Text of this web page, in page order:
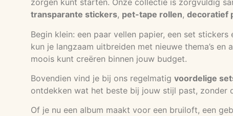
zorgen kunt starten. Onze collectie is zorgvuldig
transparante stickers, pet-tape rollen, decoratief
Begin klein: een paar vellen papier, een set
kun je langzaam uitbreiden met nieuwe thema’s
moois kunt creëren binnen jouw budget.
Bovendien vind je bij ons regelmatig voordelige
ontdekken wat het beste bij jouw stijl past, zonder
Of je nu een album maakt voor een bruiloft, een